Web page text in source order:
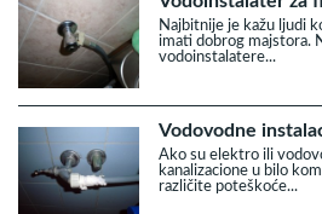
Najbitnije je kažu ljudi
imati dobrog majstora.
vodoinstalatere...
Vodovodne
Ako su elektro ili
kanalizacione u bilo
različite poteškoće...